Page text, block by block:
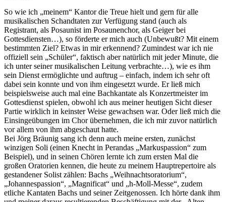
So wie ich „meinem“ Kantor die Treue hielt und gern für alle
musikalischen Schandtaten zur Verfügung stand (auch als
Registrant, als Posaunist im Posaunenchor, als Geiger bei
Gottesdiensten…), so förderte er mich auch (Unbewußt? Mit einem
bestimmten Ziel? Etwas in mir erkennend? Zumindest war ich nie
offiziell sein „Schüler“, faktisch aber natürlich mit jeder Minute, die
ich unter seiner musikalischen Leitung verbrachte…), wie es ihm
sein Dienst ermöglichte und auftrug – einfach, indem ich sehr oft
dabei sein konnte und von ihm eingesetzt wurde. Er ließ mich
beispielsweise auch mal eine Bachkantate als Konzertmeister im
Gottesdienst spielen, obwohl ich aus meiner heutigen Sicht dieser
Partie wirklich in keinster Weise gewachsen war. Oder ließ mich die
Einsingeübungen im Chor übernehmen, die ich mir zuvor natürlich
vor allem von ihm abgeschaut hatte.
Bei Jörg Bräunig sang ich denn auch meine ersten, zunächst
winzigen Soli (einen Knecht in Perandas „Markuspassion“ zum
Beispiel), und in seinen Chören lernte ich zum ersten Mal die
großen Oratorien kennen, die heute zu meinem Hauptrepertoire als
gestandener Solist zählen: Bachs „Weihnachtsoratorium“,
„Johannespassion“, „Magnificat“ und „h-Moll-Messe“, zudem
etliche Kantaten Bachs und seiner Zeitgenossen. Ich hörte dank ihm